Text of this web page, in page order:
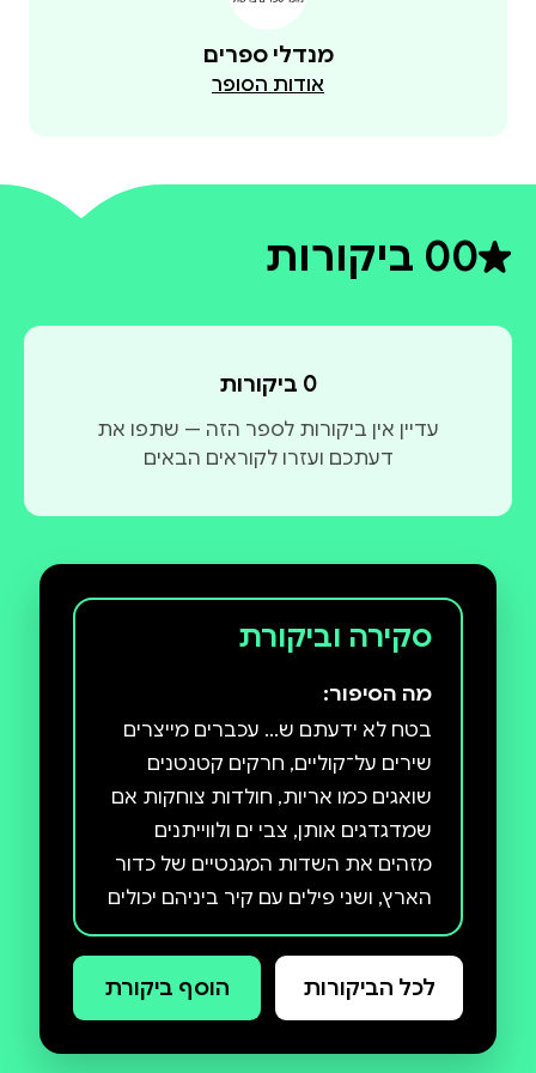
מנדלי ספרים
אודות הסופר
0דירוג ממוצע 0 מתוך 5
0 ביקורות
0 ביקורות
עדיין אין ביקורות לספר הזה — שתפו את
דעתכם ועזרו לקוראים הבאים
סקירה וביקורת
מה הסיפור:
בטח לא ידעתם ש... עכברים מייצרים
שירים על־קוליים, חרקים קטנטנים
שואגים כמו אריות, חולדות צוחקות אם
שמדגדגים אותן, צבי ים ולווייתנים
מזהים את השדות המגנטיים של כדור
הארץ, ושני פילים עם קיר ביניהם יכולים
לשוחח בשפה שאנחנו לא שומעים
(ובטח לא מבינים). החושים שלנו, בני
האנוש, מגבילים אותנו, ואיננו יכולים
לכל הביקורות הוסף ביקורת